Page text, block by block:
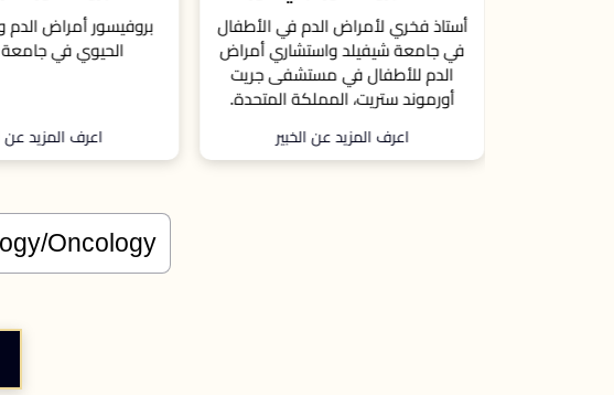
بروفيسور أمراض الدم و علوم الطب
الحيوي في جامعة لينكولن
اعرف المزيد عن الخبير
استشاري وأستاذ
اعرف المزيد عن